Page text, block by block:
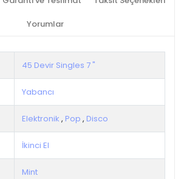
Yorumlar
45 Devir Singles 7 "
Yabancı
Elektronik , Pop , Disco
İkinci El
Mint